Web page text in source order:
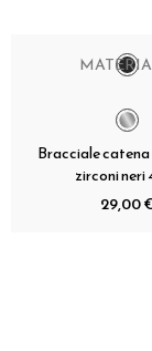
Bracciale
zirconi neri
29,00